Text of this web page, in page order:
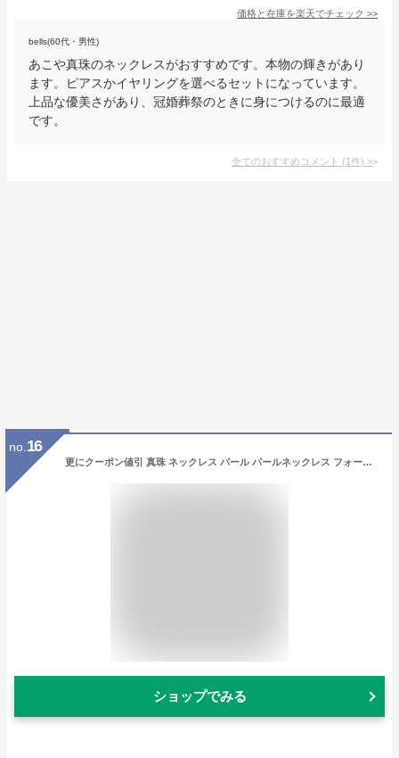
価格と在庫を楽天でチェック >>
bells(60代・男性)
あこや真珠のネックレスがおすすめです。本物の輝きがあり
ます。ピアスかイヤリングを選べるセットになっています。
上品な優美さがあり、冠婚葬祭のときに身につけるのに最適
です。
全てのおすすめコメント (1件) >
no. 16
更にクーポン値引 真珠 ネックレス パール パールネックレス フォーマル 冠婚葬祭 ピアス イヤリング セット あこや真珠 本真珠 入学式 卒業式 卒園式 ピンク 真珠ネックレス アコヤ真珠 あこや 7.5-8.0mm 二十歳 誕生日 娘 母 プレゼント ギフト 女性 成人式 結婚式
ショップでみる